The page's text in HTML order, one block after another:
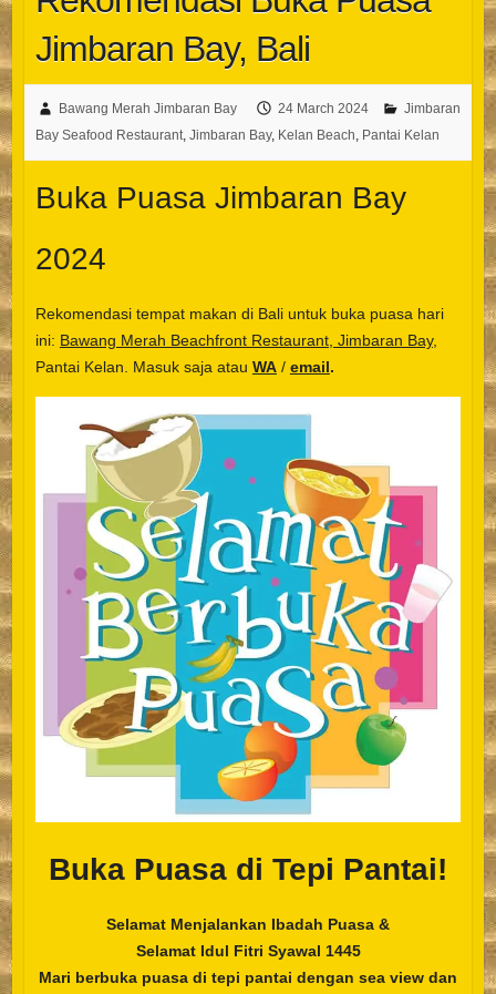
Jimbaran Bay, Bali
Bawang Merah Jimbaran Bay 24 March 2024
Jimbaran
Bay Seafood Restaurant, Jimbaran Bay, Kelan Beach, Pantai Kelan
Buka Puasa Jimbaran Bay
2024
Rekomendasi tempat makan di Bali untuk buka puasa hari
ini: Bawang Merah Beachfront Restaurant, Jimbaran Bay,
Pantai Kelan. Masuk saja atau WA/ email.
Buka Puasa di Tepi Pantai!
Selamat Menjalankan Ibadah Puasa &
Selamat Idul Fitri Syawal 1445
Mari berbuka puasa di tepi pantai dengan sea view dan